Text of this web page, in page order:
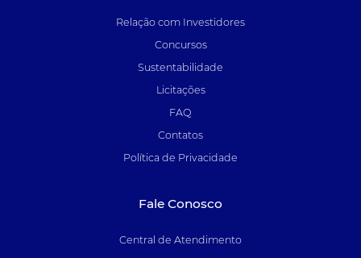
Relação com Investidores
Concursos
Sustentabilidade
Licitações
FAQ
Contatos
Política de Privacidade
Fale Conosco
Central de Atendimento